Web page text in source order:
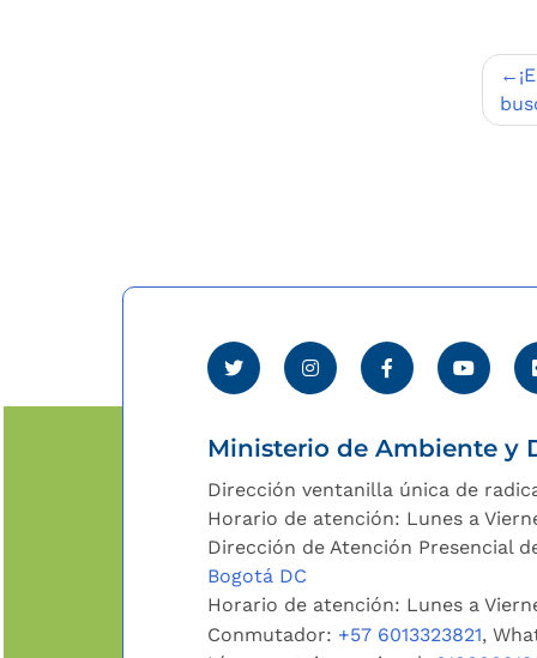
de
Ministerio de Ambiente y
Dirección ventanilla única de
Horario de atención: Lunes a
Dirección de Atención Presencial
Bogotá DC
Horario de atención: Lunes a
Conmutador: +57 6013323821,